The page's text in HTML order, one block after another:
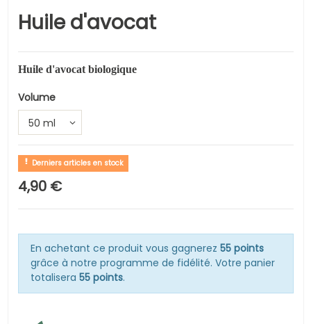
Huile d'avocat
Huile d'avocat biologique
Volume
Derniers articles en stock
4,90 €
En achetant ce produit vous gagnerez 55 points
grâce à notre programme de fidélité. Votre panier
totalisera 55 points.